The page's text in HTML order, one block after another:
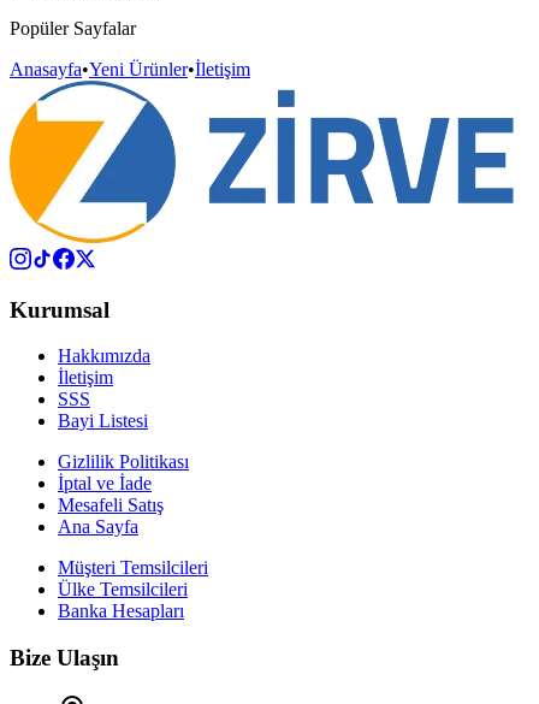
Popüler Sayfalar
Anasayfa•Yeni Ürünler•İletişim
Kurumsal
Hakkımızda
İletişim
SSS
Bayi Listesi
Gizlilik Politikası
İptal ve İade
Mesafeli Satış
Ana Sayfa
Müşteri Temsilcileri
Ülke Temsilcileri
Banka Hesapları
Bize Ulaşın